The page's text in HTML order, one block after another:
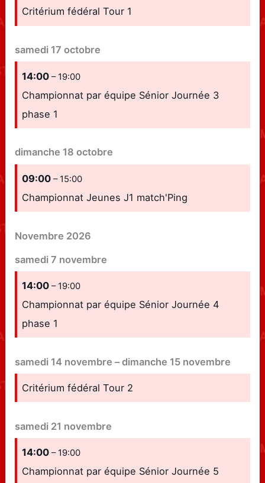
Critérium fédéral Tour 1
samedi 17 octobre
14:00– 19:00
Championnat par équipe Sénior Journée 3
phase 1
dimanche 18 octobre
09:00– 15:00
Championnat Jeunes J1 match'Ping
Novembre 2026
samedi 7 novembre
14:00– 19:00
Championnat par équipe Sénior Journée 4
phase 1
samedi 14 novembre –dimanche 15 novembre
Critérium fédéral Tour 2
samedi 21 novembre
14:00– 19:00
Championnat par équipe Sénior Journée 5